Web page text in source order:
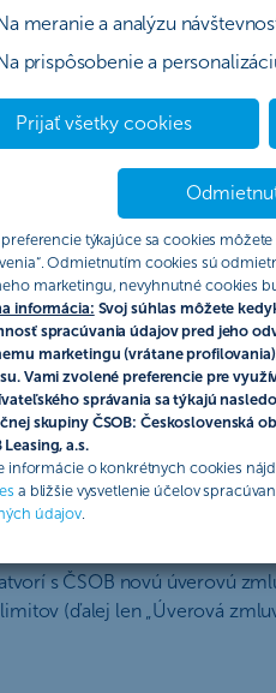
meranie a analýzu
prispôsobenie a
Prijať všetky cookies
preferencie týkajúce sa cookies
Odmietnutím cookies sú
marketingu, nevyhnutné cookies
informácia: Svoj súhlas môžete
spracúvania údajov pred jeho
marketingu (vrátane
Vami zvolené preferencie pre
správania sa týkajú
skupiny ČSOB: Československá
Leasing, a.s.
informácie o konkrétnych cookies
a bližšie vysvetlenie účelov
údajov.
bez poplatku“
Československá
vložka č. 4314/B (ďalej
účastníkov akcie a
zmysle § 850 zák. č. 40/
poskytnúť 100%
„účastník“), ktorý
s ročným obchodným
s ČSOB novú úverovú
(ďalej len „Úverová